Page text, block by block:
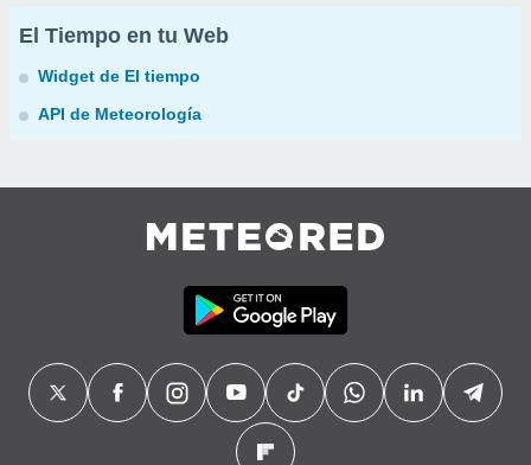
El Tiempo en tu Web
Widget de El tiempo
API de Meteorología